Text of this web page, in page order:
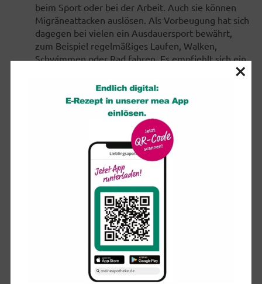
beim Sport oder bei der Arbeit. Auch sie können
Migräneattacken auslösen. Als Vorbeugung hat sich
dagegen bei vielen ein Ausdauersport bewährt,
zum Beispiel regelmäßiges Laufen, Walken,
Schwimmen oder Rad fahren. Es empfiehlt sich ein
drei bis viermal wöchentliches Training von jeweils
circa 30 Minuten. Dabei gilt: den Körper belasten,
aber nicht überlasten.
Nahrungsmittel und Alkoholika: Achtung
Genussmittel: Sämtliche alkoholischen Getränke
können selbst in geringer Menge eine
Migräneattacke auslösen. Meist ist nicht der
Alkohol die Ursache, sondern die Kombination mit
bestimmten Begleitstoffen, zum Beispiel dem rot-
violetten Traubenfarbstoff. Auch bestimmte
Inhaltsstoffe in Käse, Würstchen, Schokolade,
Zitrusfrüchten oder das Natriumglutamat in vielen
chinesischen Gerichten gelten als Auslöser. Hier
hilft am besten der Verzicht.
Schlaf: Wer am Wochenende zu lange schläft und
dadurch vom gewohnten Schlafrhythmus abweicht,
kann einen Anfall auslösen. Versuchen Sie, Ihren
×